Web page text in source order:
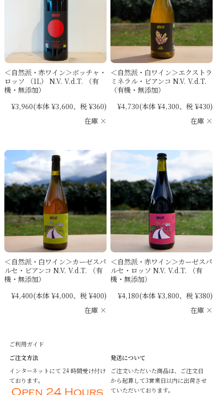
＜自然派・赤ワイン＞ボッチャ・
ロッソ （1L） N.V. V.d.T. （有
機・無添加）
¥3,960(本体 ¥3,600、税 ¥360)
在庫 ×
＜自然派・白ワイン＞エクストラ
ミネラル・ビアンコ N.V. V.d.T.
（有機・無添加）
¥4,730(本体 ¥4,300、税 ¥430)
在庫 ×
＜自然派・白ワイン＞カーゼスパ
ルセ・ビアンコ N.V. V.d.T. （有
機・無添加）
¥4,400(本体 ¥4,000、税 ¥400)
在庫 ×
＜自然派・赤ワイン＞カーゼスパ
ルセ・ロッソ N.V. V.d.T. （有
機・無添加）
¥4,180(本体 ¥3,800、税 ¥380)
在庫 ×
ご利用ガイド
ご注文方法
インターネットにて 24 時間受け付け
ております。
発送について
ご注文いただいた商品は、ご注文日
から起算して3営業日以内に出荷させ
ていただいております。